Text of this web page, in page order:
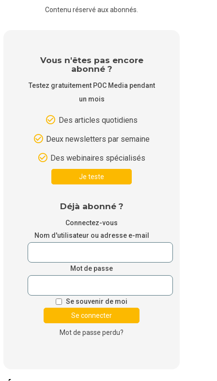
Contenu réservé aux abonnés.
Vous n'êtes pas encore
abonné ?
Testez gratuitement POC Media pendant
un mois
Des articles quotidiens
Deux newsletters par semaine
Des webinaires spécialisés
Je teste
Déjà abonné ?
Connectez-vous
Nom d'utilisateur ou adresse e-mail
Mot de passe
Se souvenir de moi
Mot de passe perdu?